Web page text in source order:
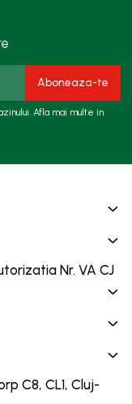
Afla mai multe in
Nr. VA CJ
C8, CL1, Cluj-